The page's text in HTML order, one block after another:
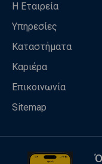
Η Εταιρεία
Υπηρεσίες
Καταστήματα
Καριέρα
Επικοινωνία
Sitemap